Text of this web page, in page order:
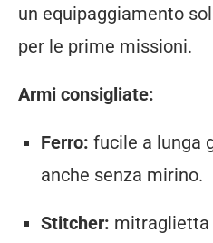
un equipaggiamento
per le prime missioni.
Armi consigliate:
Ferro: fucile a lunga
anche senza mirino.
Stitcher: mitraglietta